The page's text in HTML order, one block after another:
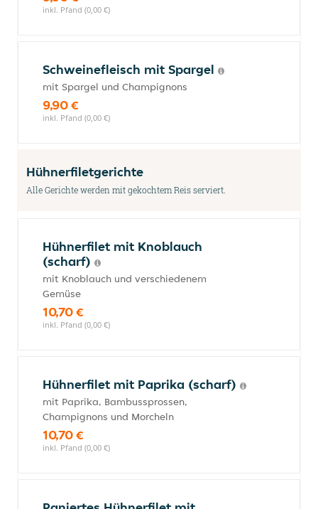
inkl. Pfand (0,00 €)
Schweinefleisch mit Spargel
mit Spargel und Champignons
9,90 €
inkl. Pfand (0,00 €)
Hühnerfiletgerichte
Alle Gerichte werden mit gekochtem Reis serviert.
Hühnerfilet mit Knoblauch
(scharf)
mit Knoblauch und verschiedenem
Gemüse
10,70 €
inkl. Pfand (0,00 €)
Hühnerfilet mit Paprika (scharf)
mit Paprika, Bambussprossen,
Champignons und Morcheln
10,70 €
inkl. Pfand (0,00 €)